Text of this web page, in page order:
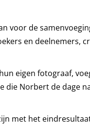
de
en
eigen fotograaf,
die Norbert de dage
met het